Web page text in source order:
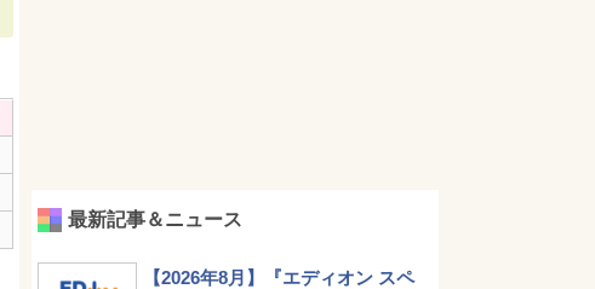
最新記事＆ニュース
【2026年8月】『エディオン スペ